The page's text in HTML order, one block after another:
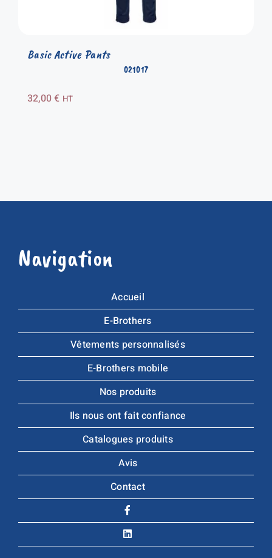
021017
Basic Active Pants
32,00€ HT
Navigation
Accueil
E-Brothers
Vêtements personnalisés
E-Brothers mobile
Nos produits
Ils nous ont fait confiance
Catalogues produits
Avis
Contact